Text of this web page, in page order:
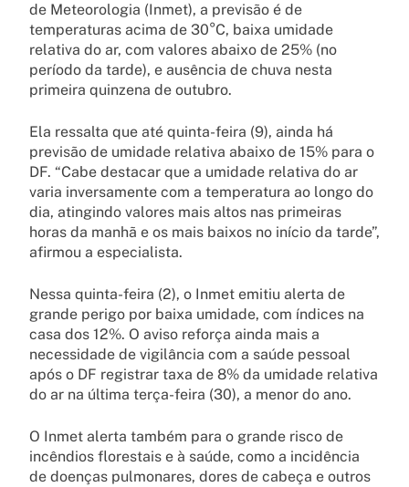
de Meteorologia (Inmet), a previsão é de
temperaturas acima de 30°C, baixa umidade
relativa do ar, com valores abaixo de 25% (no
período da tarde), e ausência de chuva nesta
primeira quinzena de outubro.
Ela ressalta que até quinta-feira (9), ainda há
previsão de umidade relativa abaixo de 15% para o
DF. “Cabe destacar que a umidade relativa do ar
varia inversamente com a temperatura ao longo do
dia, atingindo valores mais altos nas primeiras
horas da manhã e os mais baixos no início da tarde”,
afirmou a especialista.
Nessa quinta-feira (2), o Inmet emitiu alerta de
grande perigo por baixa umidade, com índices na
casa dos 12%. O aviso reforça ainda mais a
necessidade de vigilância com a saúde pessoal
após o DF registrar taxa de 8% da umidade relativa
do ar na última terça-feira (30), a menor do ano.
O Inmet alerta também para o grande risco de
incêndios florestais e à saúde, como a incidência
de doenças pulmonares, dores de cabeça e outros